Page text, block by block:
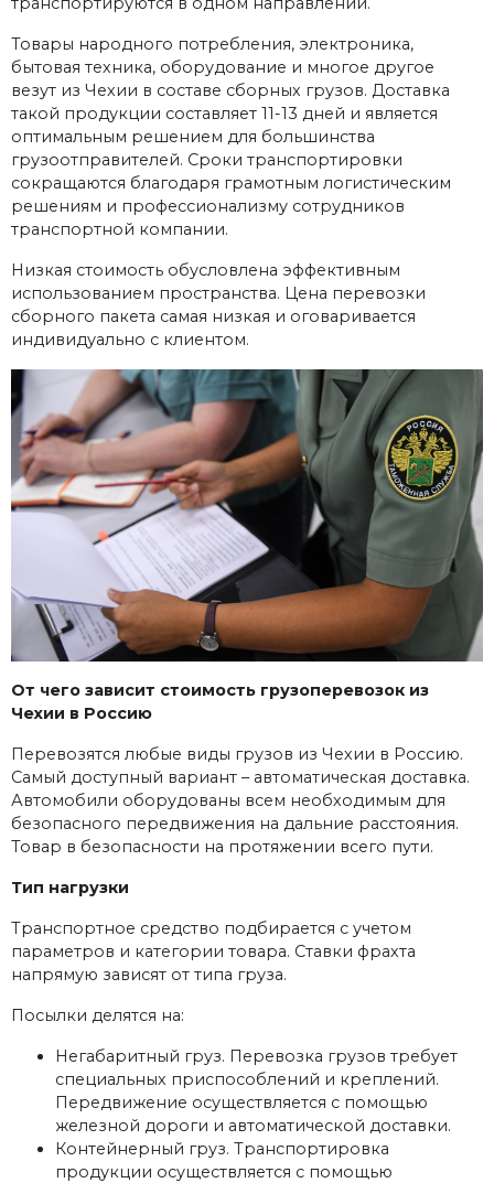
Товары народного потребления, электроника,
бытовая техника, оборудование и многое другое
везут из Чехии в составе сборных грузов. Доставка
такой продукции составляет 11-13 дней и является
оптимальным решением для большинства
грузоотправителей. Сроки транспортировки
сокращаются благодаря грамотным логистическим
решениям и профессионализму сотрудников
транспортной компании.
Низкая стоимость обусловлена ​​эффективным
использованием пространства. Цена перевозки
сборного пакета самая низкая и оговаривается
индивидуально с клиентом.
От чего зависит стоимость грузоперевозок из
Чехии в Россию
Перевозятся любые виды грузов из Чехии в Россию.
Самый доступный вариант – автоматическая доставка.
Автомобили оборудованы всем необходимым для
безопасного передвижения на дальние расстояния.
Товар в безопасности на протяжении всего пути.
Тип нагрузки
Транспортное средство подбирается с учетом
параметров и категории товара. Ставки фрахта
напрямую зависят от типа груза.
Посылки делятся на:
Негабаритный груз. Перевозка грузов требует
специальных приспособлений и креплений.
Передвижение осуществляется с помощью
железной дороги и автоматической доставки.
Контейнерный груз. Транспортировка
продукции осуществляется с помощью